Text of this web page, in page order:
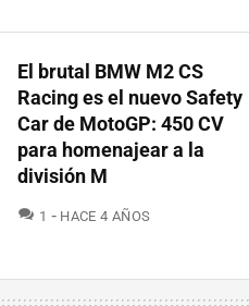
El brutal BMW M2 CS
Racing es el nuevo Safety
Car de MotoGP: 450 CV
para homenajear a la
división M
1 COMENTARIOS
HACE 4 AÑOS